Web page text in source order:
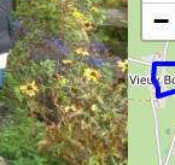
−